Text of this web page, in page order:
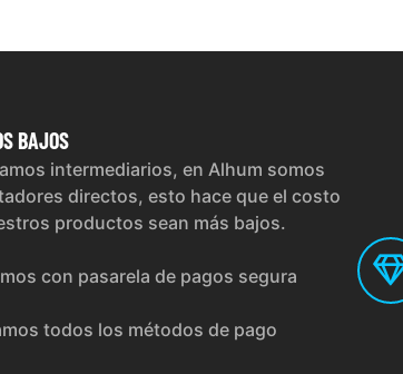
BAJOS
intermediarios, en Alhum somos
directos, esto hace que el costo
productos sean más bajos.
con pasarela de pagos segura
todos los métodos de pago